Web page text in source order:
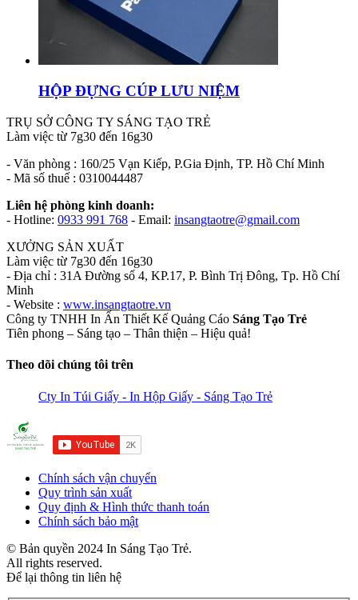
HỘP ĐỰNG CÚP LƯU NIỆM
TRỤ SỞ CÔNG TY SÁNG TẠO TRẺ
Làm việc từ 7g30 đến 16g30
- Văn phòng : 160/25 Vạn Kiếp, P.Gia Định, TP. Hồ Chí Minh
- Mã số thuế : 0310044487
Liên hệ phòng kinh doanh:
- Hotline: 0933 991 768 - Email: insangtaotre@gmail.com
XƯỞNG SẢN XUẤT
Làm việc từ 7g30 đến 16g30
- Địa chỉ : 31A Đường số 4, KP.17, P. Bình Trị Đông, Tp. Hồ Chí
Minh
- Website : www.insangtaotre.vn
Công ty TNHH In Ấn Thiết Kế Quảng Cáo Sáng Tạo Trẻ
Tiên phong – Sáng tạo – Thân thiện – Hiệu quả!
Theo dõi chúng tôi trên
Cty In Túi Giấy - In Hộp Giấy - Sáng Tạo Trẻ
Chính sách vận chuyển
Quy trình sản xuất
Quy định & Hình thức thanh toán
Chính sách bảo mật
© Bản quyền 2024 In Sáng Tạo Trẻ.
All rights reserved.
Để lại thông tin liên hệ